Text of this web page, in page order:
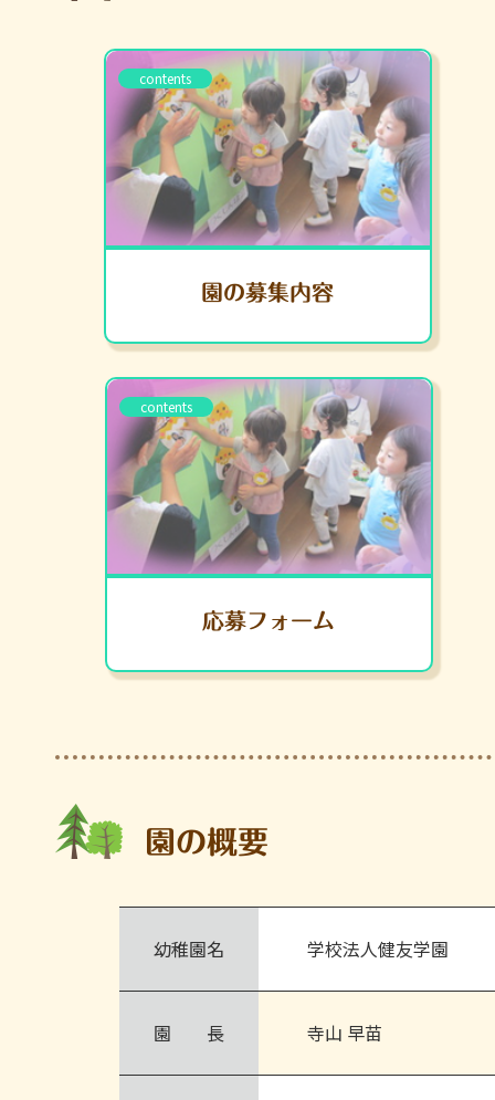
contents
園の募集内容
contents
応募フォーム
園の概要
幼稚園名 学校法人健友学園
園 長 寺山 早苗